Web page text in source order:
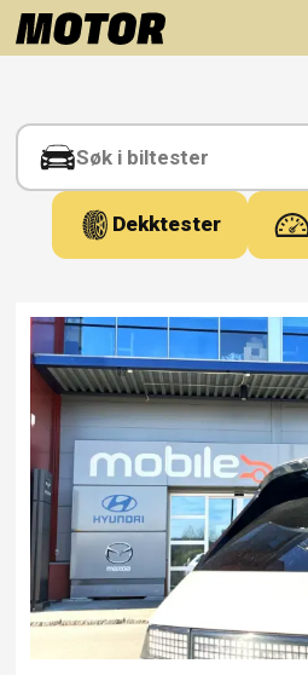
Tag:
hyundai
ioniq
Dekktester